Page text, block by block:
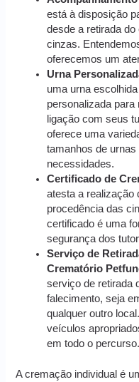
está à disposição
desde a retirada
cinzas.
oferecemos um
Urna
uma urna
personalizada para
ligação com seus
oferece uma
tamanhos de
necessidades.
Certificado de
atesta a realização
procedência das
certificado é uma
segurança dos
Serviço de
Crematório
serviço de retirada
falecimento, seja
qualquer outro
veículos
em todo o percurso.
A cremação individual é